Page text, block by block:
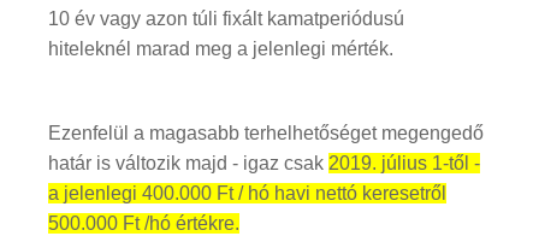
10 év vagy azon túli fixált kamatperiódusú
hiteleknél marad meg a jelenlegi mérték.
Ezenfelül a magasabb terhelhetőséget megengedő
határ is változik majd - igaz csak 2019. július 1-től -
a jelenlegi 400.000 Ft / hó havi nettó keresetről
500.000 Ft /hó értékre.